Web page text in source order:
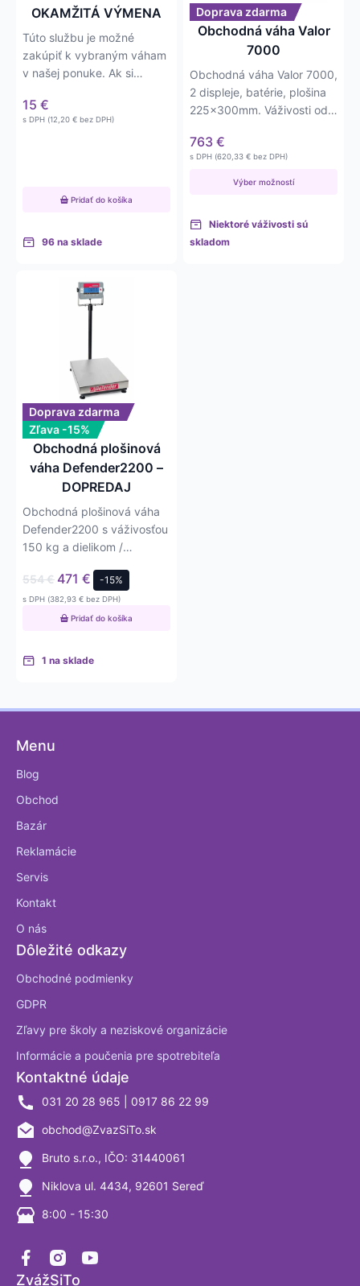
OKAMŽITÁ VÝMENA
Túto službu je možné
zakúpiť k vybraným váham
v našej ponuke. Ak si
spoločne s…
15 €
s DPH (12,20 € bez DPH)
Pridať do košíka
96 na sklade
Doprava zdarma
Obchodná váha Valor
7000
Obchodná váha Valor 7000,
2 displeje, batérie, plošina
225x300mm. Váživosti od
presnosťou…
763 €
s DPH (620,33 € bez DPH)
Výber možností
môžete
vybrať
produktu.
Niektoré váživosti sú
skladom
Doprava zdarma
Zľava -15%
Obchodná plošinová
váha Defender2200 –
DOPREDAJ
Obchodná plošinová váha
Defender2200 s váživosťou
150 kg a dielikom /
554€ 471 € -15%
s DPH (382,93 € bez DPH)
Pridať do košíka
1 na sklade
Menu
Blog
Obchod
Bazár
Reklamácie
Servis
Kontakt
O nás
Dôležité odkazy
Obchodné podmienky
GDPR
Zľavy pre školy a neziskové organizácie
Informácie a poučenia pre spotrebiteľa
ZvážSiTo
Kontaktné údaje
031 20 28 965 | 0917 86 22 99
obchod@ZvazSiTo.sk
Bruto s.r.o., IČO: 31440061
Niklova ul. 4434, 92601 Sereď
8:00 - 15:30